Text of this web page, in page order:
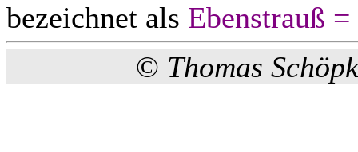
bezeichnet als Ebenstrauß
© Thomas